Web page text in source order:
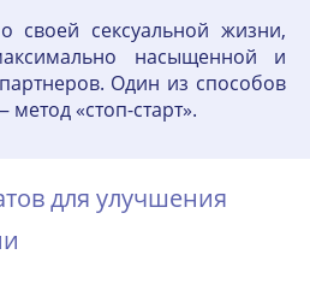
своей сексуальной жизни,
насыщенной и
Один из способов
«стоп-старт».
для улучшения